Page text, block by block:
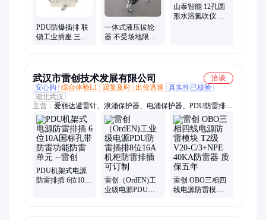
PDU防爆插排 联
锁工业插座 三相
一体式液压拔轮
器 不受场地限制
山泰智能 12孔圆
形水浴氮吹仪 样
武汉市雷创技术发展有限公司
洽谈
安心购
综合体验L1 回复及时 出价迅速
真实性已核验
湖北武汉
主营： 爱丽达避雷针、浪涌保护器、电涌保护器、PDU防雷排
插、电源避雷器、信号避雷器、电源防雷器、低压浪涌保护器、
防雷模块、光伏防雷器、网络防雷器、2M防雷器、二合一防雷
器、监控避雷器、提前放电避雷针、DEHN防雷器、CITEL防雷
器、电源防雷模块、信号防雷器、机架式多路防雷器、进口防雷
器、天馈防雷器、开关量防雷器、智能防雷器、摄像头防雷器
PDU机架式电源
防雷排插 6位10A
雷创（OrdEN)工
业级电源PDU防
雷创 OBO三相四
线电源防雷模块